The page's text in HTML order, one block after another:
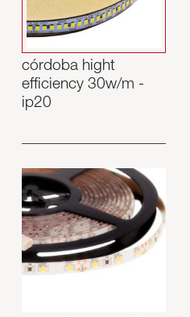
córdoba hight
efficiency 30w/m -
ip20